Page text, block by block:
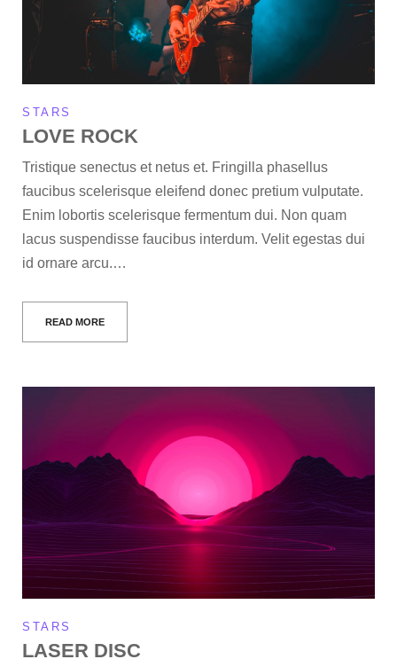
STARS
LOVE ROCK
Tristique senectus et netus et. Fringilla phasellus
faucibus scelerisque eleifend donec pretium vulputate.
Enim lobortis scelerisque fermentum dui. Non quam
lacus suspendisse faucibus interdum. Velit egestas dui
id ornare arcu.…
READ MORE
STARS
LASER DISC